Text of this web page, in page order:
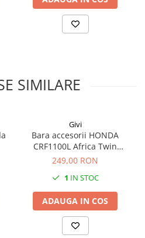
SIMILARE
Givi
Bara accesorii HONDA
CRF1100L Africa Twin
Adventure Sports (20 - 23)
Adventure Sports (24)
CRF1100L AFRICA TWIN (24)
CRF1100L Africa Twin (20 -
23)
249,00 RON
1 IN STOC
ADAUGA IN COS